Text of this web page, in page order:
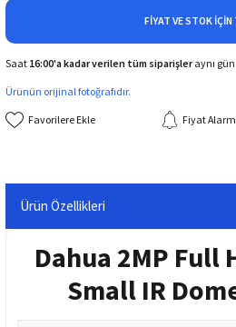
FIYAT VE STOK
Saat 16:00'a kadar verilen tüm siparişleraynı
Ürünün orijinal fotoğrafıdır.
Fiyat
Ürün Özellikleri
Dahua 2MP Full
Small IR